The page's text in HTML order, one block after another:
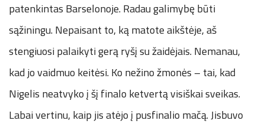
patenkintas Barselonoje. Radau galimybę būti
sąžiningu. Nepaisant to, ką matote aikštėje, aš
stengiuosi palaikyti gerą ryšį su žaidėjais. Nemanau,
kad jo vaidmuo keitėsi. Ko nežino žmonės – tai, kad
Nigelis neatvyko į šį finalo ketvertą visiškai sveikas.
Labai vertinu, kaip jis atėjo į pusfinalio mačą. Jisbuvo